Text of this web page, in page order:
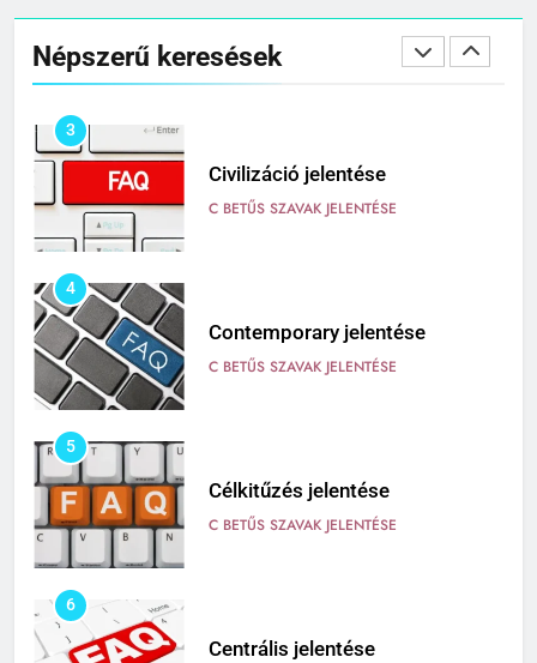
Népszerű keresések
Cingár jelentése
C BETŰS SZAVAK JELENTÉSE
3
Civilizáció jelentése
C BETŰS SZAVAK JELENTÉSE
4
Contemporary jelentése
C BETŰS SZAVAK JELENTÉSE
5
Célkitűzés jelentése
C BETŰS SZAVAK JELENTÉSE
6
Centrális jelentése